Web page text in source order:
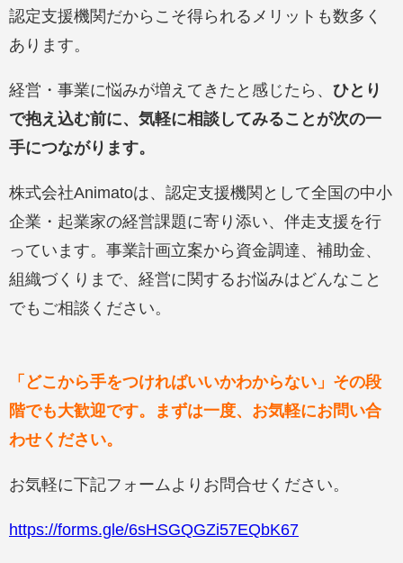
認定支援機関だからこそ得られるメリットも数多く
あります。
経営・事業に悩みが増えてきたと感じたら、 ひとり
で抱え込む前に、気軽に相談してみることが次の一
手につながります。
株式会社Animatoは、認定支援機関として全国の中小
企業・起業家の経営課題に寄り添い、伴走支援を行
っています。事業計画立案から資金調達、補助金、
組織づくりまで、経営に関するお悩みはどんなこと
でもご相談ください。
「どこから手をつければいいかわからない」その段
階でも大歓迎です。まずは一度、お気軽にお問い合
わせください。
お気軽に下記フォームよりお問合せください。
https://forms.gle/6sHSGQGZi57EQbK67